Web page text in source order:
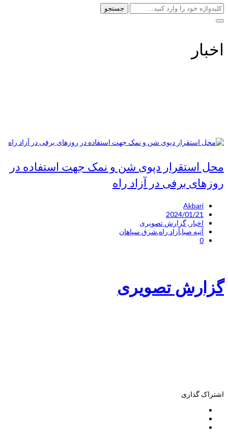
جستجو
اخبار
محل استقرار دپوی شن و نمک جهت استفاده در
روزهای برفی در آزاد راه
Akbari
2024/01/21
اخبار ,گزارش تصویری
آتیه صبا,آزاد راه,شرق سپاهان
0
گزارش تصویری
اشتراک گذاری